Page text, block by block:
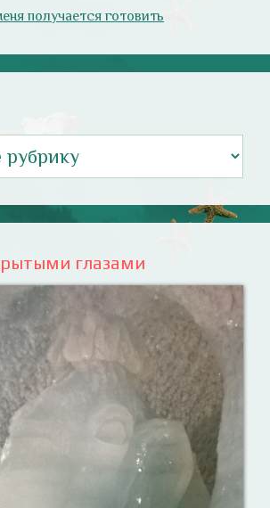
получается готовить
глазами